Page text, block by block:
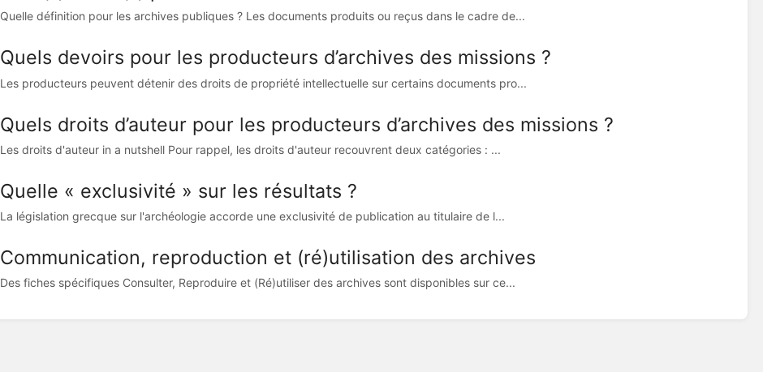
Quelle définition pour les archives publiques ? Les documents produits ou reçus dans le cadre de...
Quels devoirs pour les producteurs d’archives des missions ?
Les producteurs peuvent détenir des droits de propriété intellectuelle sur certains documents pro...
Quels droits d’auteur pour les producteurs d’archives des missions ?
Les droits d'auteur in a nutshell Pour rappel, les droits d'auteur recouvrent deux catégories : ...
Quelle « exclusivité » sur les résultats ?
La législation grecque sur l'archéologie accorde une exclusivité de publication au titulaire de l...
Communication, reproduction et (ré)utilisation des archives
Des fiches spécifiques Consulter, Reproduire et (Ré)utiliser des archives sont disponibles sur ce...